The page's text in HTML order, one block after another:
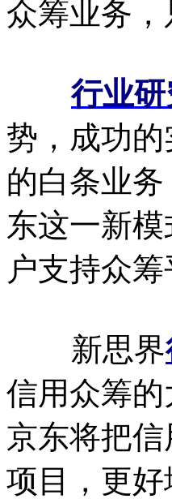
众筹业务
行业
势，成功
的白条业
东这一新
户支持众
新思界
信用众筹
京东将把
项目，更